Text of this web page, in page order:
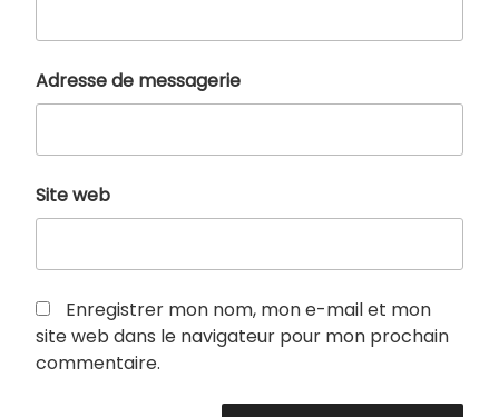
Adresse de messagerie
Site web
Enregistrer mon nom, mon e-mail et mon
site web dans le navigateur pour mon prochain
commentaire.